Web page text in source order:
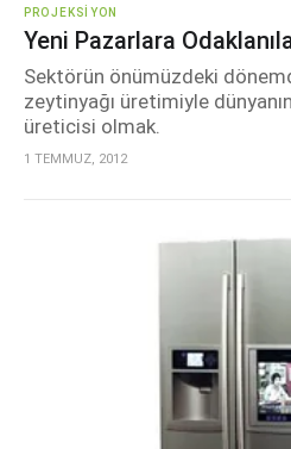
PROJEKSIYON
Yeni Pazarlara
Sektörün önümüzdeki
zeytinyağı üretimiyle
üreticisi olmak.
1 TEMMUZ, 2012